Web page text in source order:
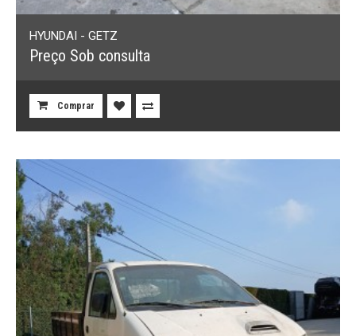
HYUNDAI - GETZ
Preço Sob consulta
Comprar